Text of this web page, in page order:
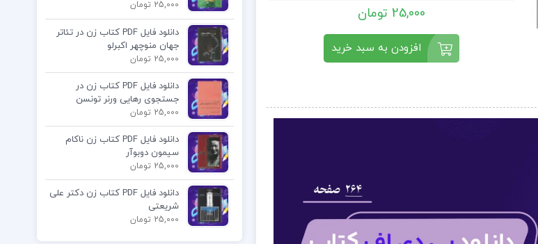
25,000 تومان
افزودن به سبد خرید
25,000 تومان
دانلود فایل PDF کتاب زن در تئاتر
جهان منوچهر اکبرلو
25,000 تومان
دانلود فایل PDF کتاب زن در
جستجوی رهایی ورنر تونسن
25,000 تومان
دانلود فایل PDF کتاب زن ناکام
سیمون دوبوآر
25,000 تومان
دانلود فایل PDF کتاب زن دکتر علی
شریعتی
25,000 تومان